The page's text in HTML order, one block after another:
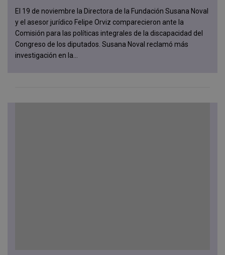
El 19 de noviembre la Directora de la Fundación Susana Noval
y el asesor jurídico Felipe Orviz comparecieron ante la
Comisión para las políticas integrales de la discapacidad del
Congreso de los diputados. Susana Noval reclamó más
investigación en la...